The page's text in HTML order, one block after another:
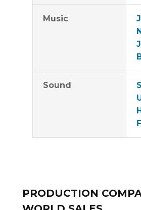
Music
Sound
PRODUCTION